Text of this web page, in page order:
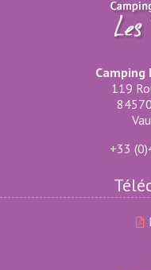
119
+33